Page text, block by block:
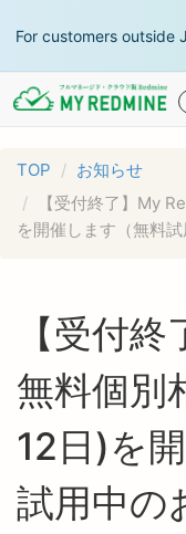
For customers outside
TOP
お知らせ
【受付終了】My
を開催します（無料
【受付
無料個別
12日)を
試用中の